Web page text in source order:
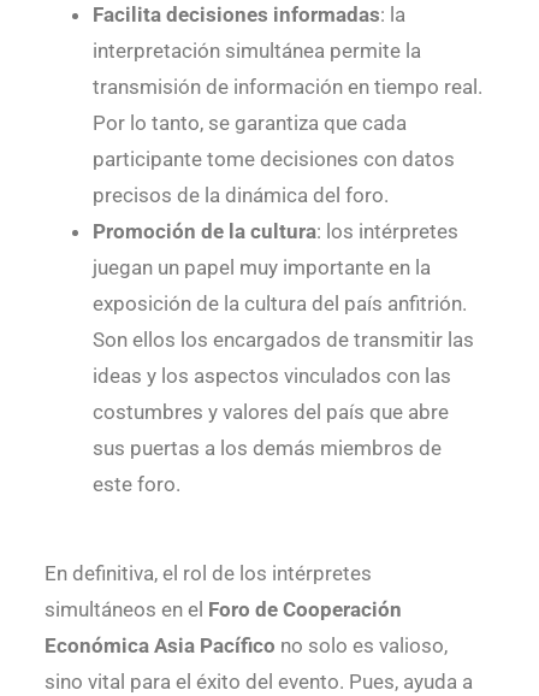
Facilita decisiones informadas: la
interpretación simultánea permite la
transmisión de información en tiempo real.
Por lo tanto, se garantiza que cada
participante tome decisiones con datos
precisos de la dinámica del foro.
Promoción de la cultura: los intérpretes
juegan un papel muy importante en la
exposición de la cultura del país anfitrión.
Son ellos los encargados de transmitir las
ideas y los aspectos vinculados con las
costumbres y valores del país que abre
sus puertas a los demás miembros de
este foro.
En definitiva, el rol de los intérpretes
simultáneos en el Foro de Cooperación
Económica Asia Pacífico no solo es valioso,
sino vital para el éxito del evento. Pues, ayuda a